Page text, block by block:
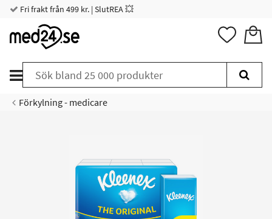
Fri frakt från 499 kr. | SlutREA 💥
Förkylning - medicare